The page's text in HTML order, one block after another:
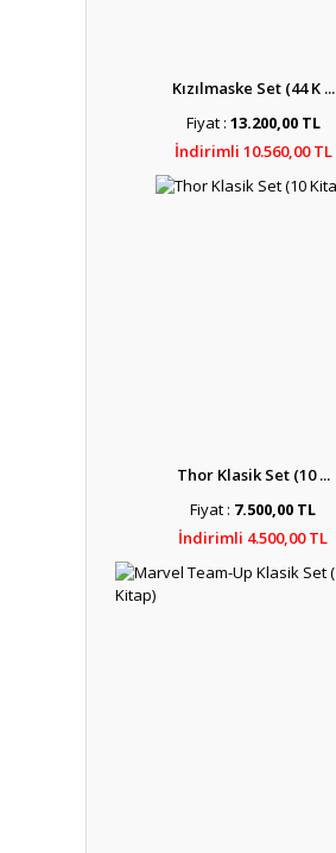
Kızılmaske Set (44 K ...
Fiyat : 13.200,00 TL
İndirimli 10.560,00 TL
Thor Klasik Set (10 ...
Fiyat : 7.500,00 TL
İndirimli 4.500,00 TL